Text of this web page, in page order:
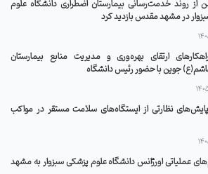
از روند خدمت‌رسانی بیمارستان اضطراری دانشگاه علوم
در مشهد مقدس بازدید کرد
ارتقای بهره‌وری و مدیریت منابع بیمارستان
جوین با حضور رئیس دانشگاه
پایش‌های نظارتی از ایستگاه‌های سلامت مستقر در مواکب
عملیاتی اورژانس دانشگاه علوم پزشکی سبزوار به مشهد